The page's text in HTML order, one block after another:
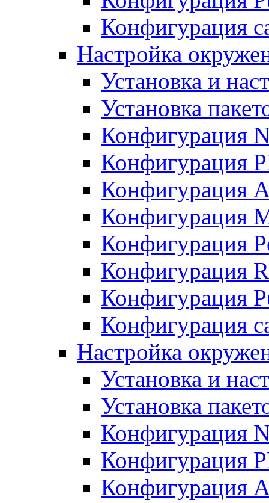
Конфигурация
Настройка
Установка и
Установка
Конфигурация
Конфигурация
Конфигурация
Конфигурация
Конфигурация
Конфигурация
Конфигурация
Конфигурация
Настройка
Установка и
Установка
Конфигурация
Конфигурация
Конфигурация